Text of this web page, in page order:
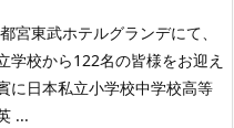
宮東武ホテルグランデにて、
学校から122名の皆様をお迎え
に日本私立小学校中学校高等
...